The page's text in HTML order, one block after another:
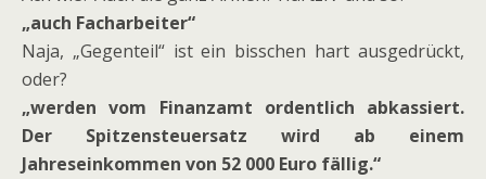
„auch Facharbeiter“
Naja, „Gegenteil“ ist ein bisschen hart ausgedrückt,
oder?
„werden vom Finanzamt ordentlich abkassiert.
Der Spitzensteuersatz wird ab einem
Jahreseinkommen von 52 000 Euro fällig.“